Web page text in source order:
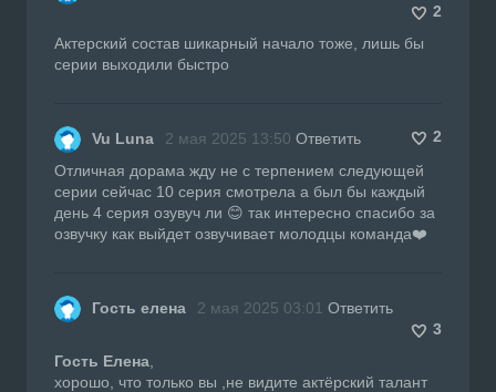
2
Актерский состав шикарный начало тоже, лишь бы
серии выходили быстро
Vu Luna 2 мая 2025 13:50 Ответить
2
Отличная дорама жду не с терпением следующей
серии сейчас 10 серия смотрела а был бы каждый
день 4 серия озувуч ли 😊 так интересно спасибо за
озвучку как выйдет озвучивает молодцы команда❤️
Гость елена 2 мая 2025 03:01 Ответить
3
Гость Елена
хорошо, что только вы ,не видите актёрский талант